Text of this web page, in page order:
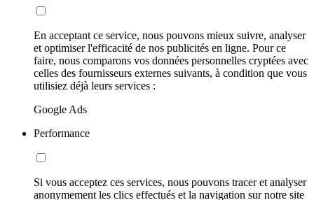
En acceptant ce service, nous pouvons mieux suivre, analyser
et optimiser l'efficacité de nos publicités en ligne. Pour ce
faire, nous comparons vos données personnelles cryptées avec
celles des fournisseurs externes suivants, à condition que vous
utilisiez déjà leurs services :
Google Ads
Performance
Si vous acceptez ces services, nous pouvons tracer et analyser
anonymement les clics effectués et la navigation sur notre site